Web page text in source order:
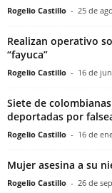
Rogelio Castillo - 25 de
Realizan operativo
“fayuca”
Rogelio Castillo - 16 de
Siete de
deportadas por
Rogelio Castillo - 16 de
Mujer asesina a su
Rogelio Castillo - 26 de